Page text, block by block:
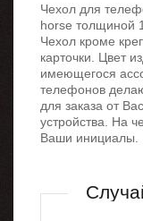
Чехол для
horse толщиной
Чехол кроме
карточки. Цвет
имеющегося
телефонов
для заказа от
устройства. На
Ваши инициалы.